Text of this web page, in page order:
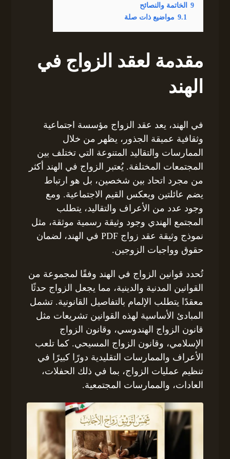
9
الخاتمة والنصائح
9.1 مواضيع ذات صلة
مقدمة لعقد الزواج في
الهند
في الهند، يعد عقد الزواج مؤسسة اجتماعية
وثقافية عميقة الجذور، يظهر من خلال
الممارسات والتقاليد المتنوعة التي تختلف بين
المجتمعات المختلفة. يُعتبر الزواج في الهند أكثر
من مجرد اتحاد بين شخصين، بل هو ارتباط
يضم عائلتين ويعكس القيم الاجتماعية. ومع
وجود عدد من الأعراف والتقاليد، يتطلب
المجتمع الهندي وجود وثيقة رسمية موثقة، مثل
نموذج وثيقة عقد زواج PDF في الهند، لضمان
حقوق وواجبات الزوجين.
تُحدد قوانين الزواج في الهند وفقًا لمجموعة من
القوانين المدنية والدينية، مما يجعل الزواج حدثًا
معقدًا يتطلب الإلمام بالتفاصيل القانونية. تشمل
المبادئ الأساسية لهذه القوانين تشريعات مثل
قانون الزواج الهندوسي، وقانون الزواج
الإسلامي، وقانون الزواج المسيحي. كما تلعب
الأعراف والممارسات التقليدية دورًا كبيرًا في
تنظيم عمليات الزواج، بما في ذلك الحفلات،
العادات، والممارسات المجتمعية.